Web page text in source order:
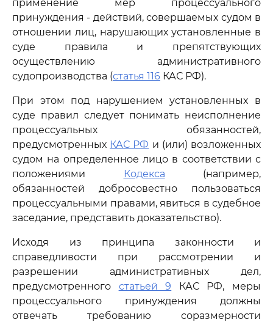
применение мер процессуального
принуждения - действий, совершаемых судом в
отношении лиц, нарушающих установленные в
суде правила и препятствующих
осуществлению административного
судопроизводства (статья 116 КАС РФ).
При этом под нарушением установленных в
суде правил следует понимать неисполнение
процессуальных обязанностей,
предусмотренных КАС РФ и (или) возложенных
судом на определенное лицо в соответствии с
положениями
Кодекса (например,
обязанностей добросовестно пользоваться
процессуальными правами, явиться в судебное
заседание, представить доказательство).
Исходя из принципа законности и
справедливости при рассмотрении и
разрешении административных дел,
предусмотренного статьей 9 КАС РФ, меры
процессуального принуждения должны
отвечать требованию соразмерности